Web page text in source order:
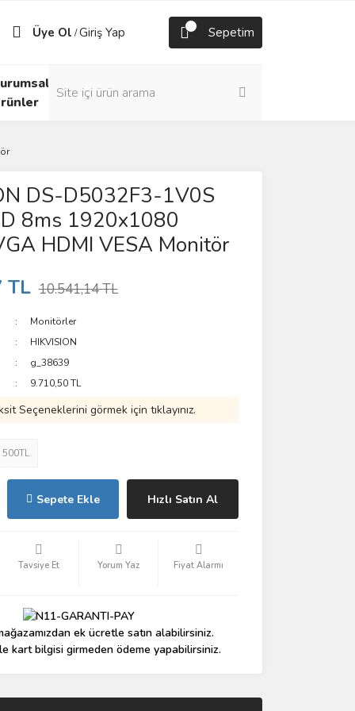
Üye Ol /Giriş Yap Sepetim
DS-D5032F3-1V0S
8ms 1920x1080
HDMI VESA Monitör
TL 10.541,14 TL
Monitörler
HIKVISION
g_38639
9.710,50 TL
Seçeneklerini görmek için tıklayınız.
Sepete Ekle Hızlı Satın Al
Tavsiye Et Yorum Yaz Fiyat Alarmı
ek ücretle satın alabilirsiniz.
kart bilgisi girmeden ödeme yapabilirsiniz.